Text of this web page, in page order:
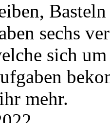
sechs
sich
mehr.